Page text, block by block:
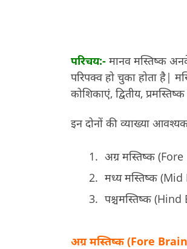
परिचय:- मानव मस्तिष्क
परिपक्व हो चुका होता है|
कोशिकाएं, द्वितीय,
इन दोनों की व्याख्या
अग्र मस्तिष्क
मध्य मस्तिष्क
पश्चमस्तिष्क
अग्र मस्तिष्क (Fore